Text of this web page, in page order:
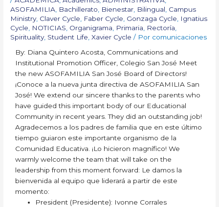
ASOFAMILIA
Bachillerato Bienestar Bilingual Campus
Ministry, Claver Cycle Faber Cycle Gonzaga Cycle
Ignatius
Cycle
NOTICIAS Organigrama Primaria Rectoría
Spirituality, Student Life ,Xavier Cycle / Por comunicaciones
By: Diana Quintero Acosta, Communications and
Institutional Promotion Officer, Colegio San José Meet
the new ASOFAMILIA San José Board of Directors!
¡Conoce a la nueva junta directiva de ASOFAMILIA San
José! We extend our sincere thanks to the parents who
have guided this important body of our Educational
Community in recent years. They did an outstanding job!
Agradecemos a los padres de familia que en este último
tiempo guiaron este importante organismo de la
Comunidad Educativa. ¡Lo hicieron magnífico! We
warmly welcome the team that will take on the
leadership from this moment forward: Le damos la
bienvenida al equipo que liderará a partir de este
momento:
President (Presidente): Ivonne Corrales